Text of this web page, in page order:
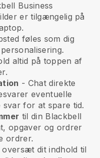
Business
er tilgængelig på
føles som dig
altid på toppen af
- Chat direkte
eventuelle
svar for at spare tid.
til din Blackbell
opgaver og ordrer
ordrer.
oversæt dit indhold til